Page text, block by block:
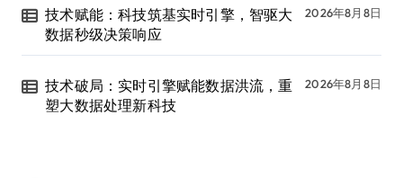
技术赋能：科技筑基实时引擎，智驱大
数据秒级决策响应
2026年8月8日
技术破局：实时引擎赋能数据洪流，重
塑大数据处理新科技
2026年8月8日